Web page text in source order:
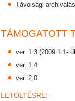
Távolsági
TÁMOGATOTT
ver. 1.3 (2009.1.1-
ver. 1.4
ver. 2.0
LETÖLTÉSRE: